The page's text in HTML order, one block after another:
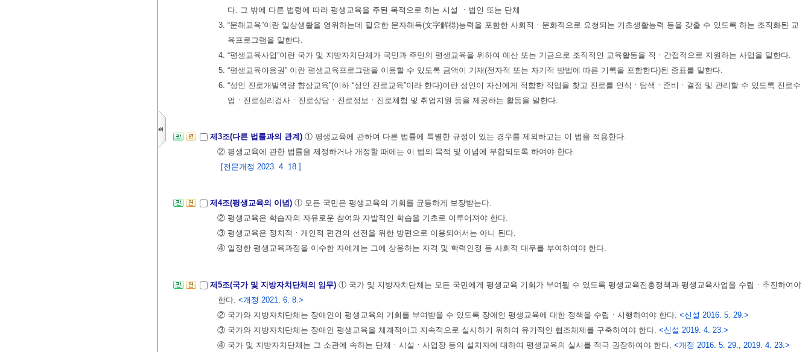
다. 그 밖에 다른 법령에 따라 평생교육을 주된 목적으로 하는 시설 ㆍ법인 또는 단체
3. “문해교육”이란 일상생활을 영위하는데 필요한 문자해득(文字解得)능력을 포함한 사회적ㆍ문화적으로 요청되는 기초생활능력 등을 갖출 수 있도록 하는 조직화된 교
육프로그램을 말한다.
4. “평생교육사업”이란 국가 및 지방자치단체가 국민과 주민의 평생교육을 위하여 예산 또는 기금으로 조직적인 교육활동을 직ㆍ간접적으로 지원하는 사업을 말한다.
5. “평생교육이용권” 이란 평생교육프로그램을 이용할 수 있도록 금액이 기재(전자적 또는 자기적 방법에 따른 기록을 포함한다)된 증표를 말한다.
6. “성인 진로개발역량 향상교육”(이하 “성인 진로교육”이라 한다)이란 성인이 자신에게 적합한 직업을 찾고 진로를 인식ㆍ탐색ㆍ준비ㆍ결정 및 관리할 수 있도록 진로수
업ㆍ진로심리검사ㆍ진로상담ㆍ진로정보ㆍ진로체험 및 취업지원 등을 제공하는 활동을 말한다.
제3조(다른 법률과의 관계) ① 평생교육에 관하여 다른 법률에 특별한 규정이 있는 경우를 제외하고는 이 법을 적용한다.
② 평생교육에 관한 법률을 제정하거나 개정할 때에는 이 법의 목적 및 이념에 부합되도록 하여야 한다.
[전문개정 2023. 4. 18.]
제4조(평생교육의 이념) ① 모든 국민은 평생교육의 기회를 균등하게 보장받는다.
② 평생교육은 학습자의 자유로운 참여와 자발적인 학습을 기초로 이루어져야 한다.
③ 평생교육은 정치적ㆍ개인적 편견의 선전을 위한 방편으로 이용되어서는 아니 된다.
④ 일정한 평생교육과정을 이수한 자에게는 그에 상응하는 자격 및 학력인정 등 사회적 대우를 부여하여야 한다.
제5조(국가 및 지방자치단체의 임무) ① 국가 및 지방자치단체는 모든 국민에게 평생교육 기회가 부여될 수 있도록 평생교육진흥정책과 평생교육사업을 수립ㆍ추진하여야
한다. <개정 2021. 6. 8.>
② 국가와 지방자치단체는 장애인이 평생교육의 기회를 부여받을 수 있도록 장애인 평생교육에 대한 정책을 수립ㆍ시행하여야 한다. <신설 2016. 5. 29.>
③ 국가와 지방자치단체는 장애인 평생교육을 체계적이고 지속적으로 실시하기 위하여 유기적인 협조체제를 구축하여야 한다. <신설 2019. 4. 23.>
④ 국가 및 지방자치단체는 그 소관에 속하는 단체ㆍ시설ㆍ사업장 등의 설치자에 대하여 평생교육의 실시를 적극 권장하여야 한다. <개정 2016. 5. 29., 2019. 4. 23.>